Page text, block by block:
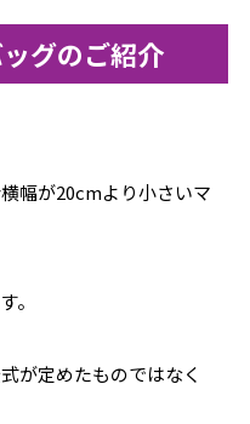
グのご紹介
幅が20cmより小さいマ
。
が定めたものではなく